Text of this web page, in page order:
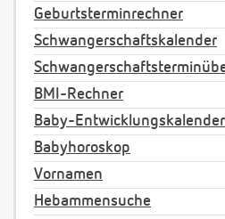
Geburtsterminrechner
Schwangerschaftskalender
BMI-Rechner
Baby-Entwicklungskalender
Babyhoroskop
Vornamen
Hebammensuche